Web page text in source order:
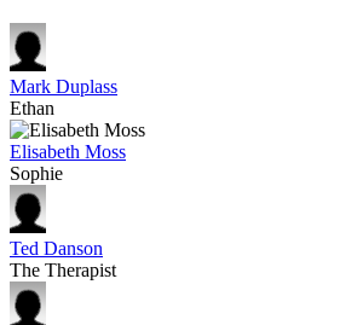
Mark Duplass
Ethan
Elisabeth Moss
Sophie
Ted Danson
The Therapist